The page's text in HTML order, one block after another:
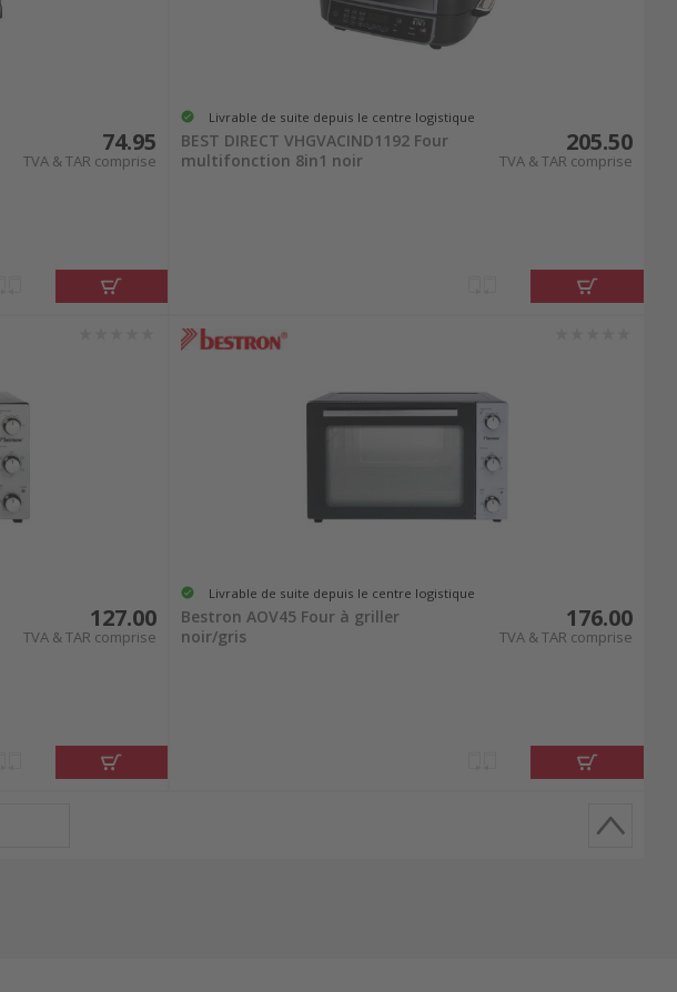
74.95
TVA & TAR comprise
Livrable de suite depuis le centre logistique
BEST DIRECT VHGVACIND1192 Four
multifonction 8in1 noir
205.50
TVA & TAR comprise
127.00
TVA & TAR comprise
Livrable de suite depuis le centre logistique
Bestron AOV45 Four à griller
noir/gris
176.00
TVA & TAR comprise